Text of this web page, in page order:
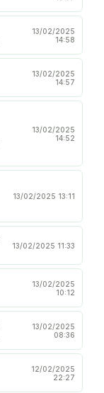
13/02/2025
14:58
13/02/2025
14:57
13/02/2025
14:52
13/02/2025 13:11
13/02/2025 11:33
13/02/2025
10:12
13/02/2025
08:36
12/02/2025
22:27